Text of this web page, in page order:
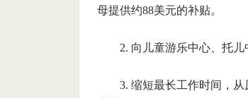
母提供约88美元的补贴。
2. 向儿童游乐中心、托
3. 缩短最长工作时间，